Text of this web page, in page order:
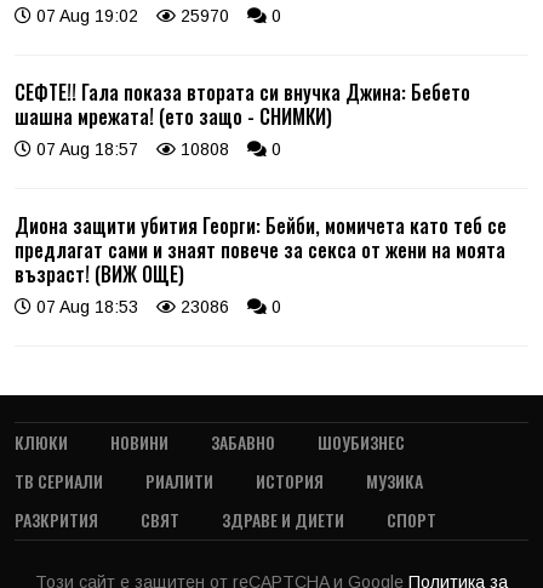
07 Aug 19:02 25970 0
СЕФТЕ!! Гала показа втората си внучка Джина: Бебето
шашна мрежата! (ето защо - СНИМКИ)
07 Aug 18:57 10808 0
Диона защити убития Георги: Бейби, момичета като теб се
предлагат сами и знаят повече за секса от жени на моята
възраст! (ВИЖ ОЩЕ)
07 Aug 18:53 23086 0
КЛЮКИ НОВИНИ ЗАБАВНО
ШОУБИЗНЕС
ТВ СЕРИАЛИ
РИАЛИТИ ИСТОРИЯ
МУЗИКА
РАЗКРИТИЯ
СВЯТ ЗДРАВЕ И ДИЕТИ СПОРТ
Този сайт е защитен от reCAPTCHA и Google Политика за